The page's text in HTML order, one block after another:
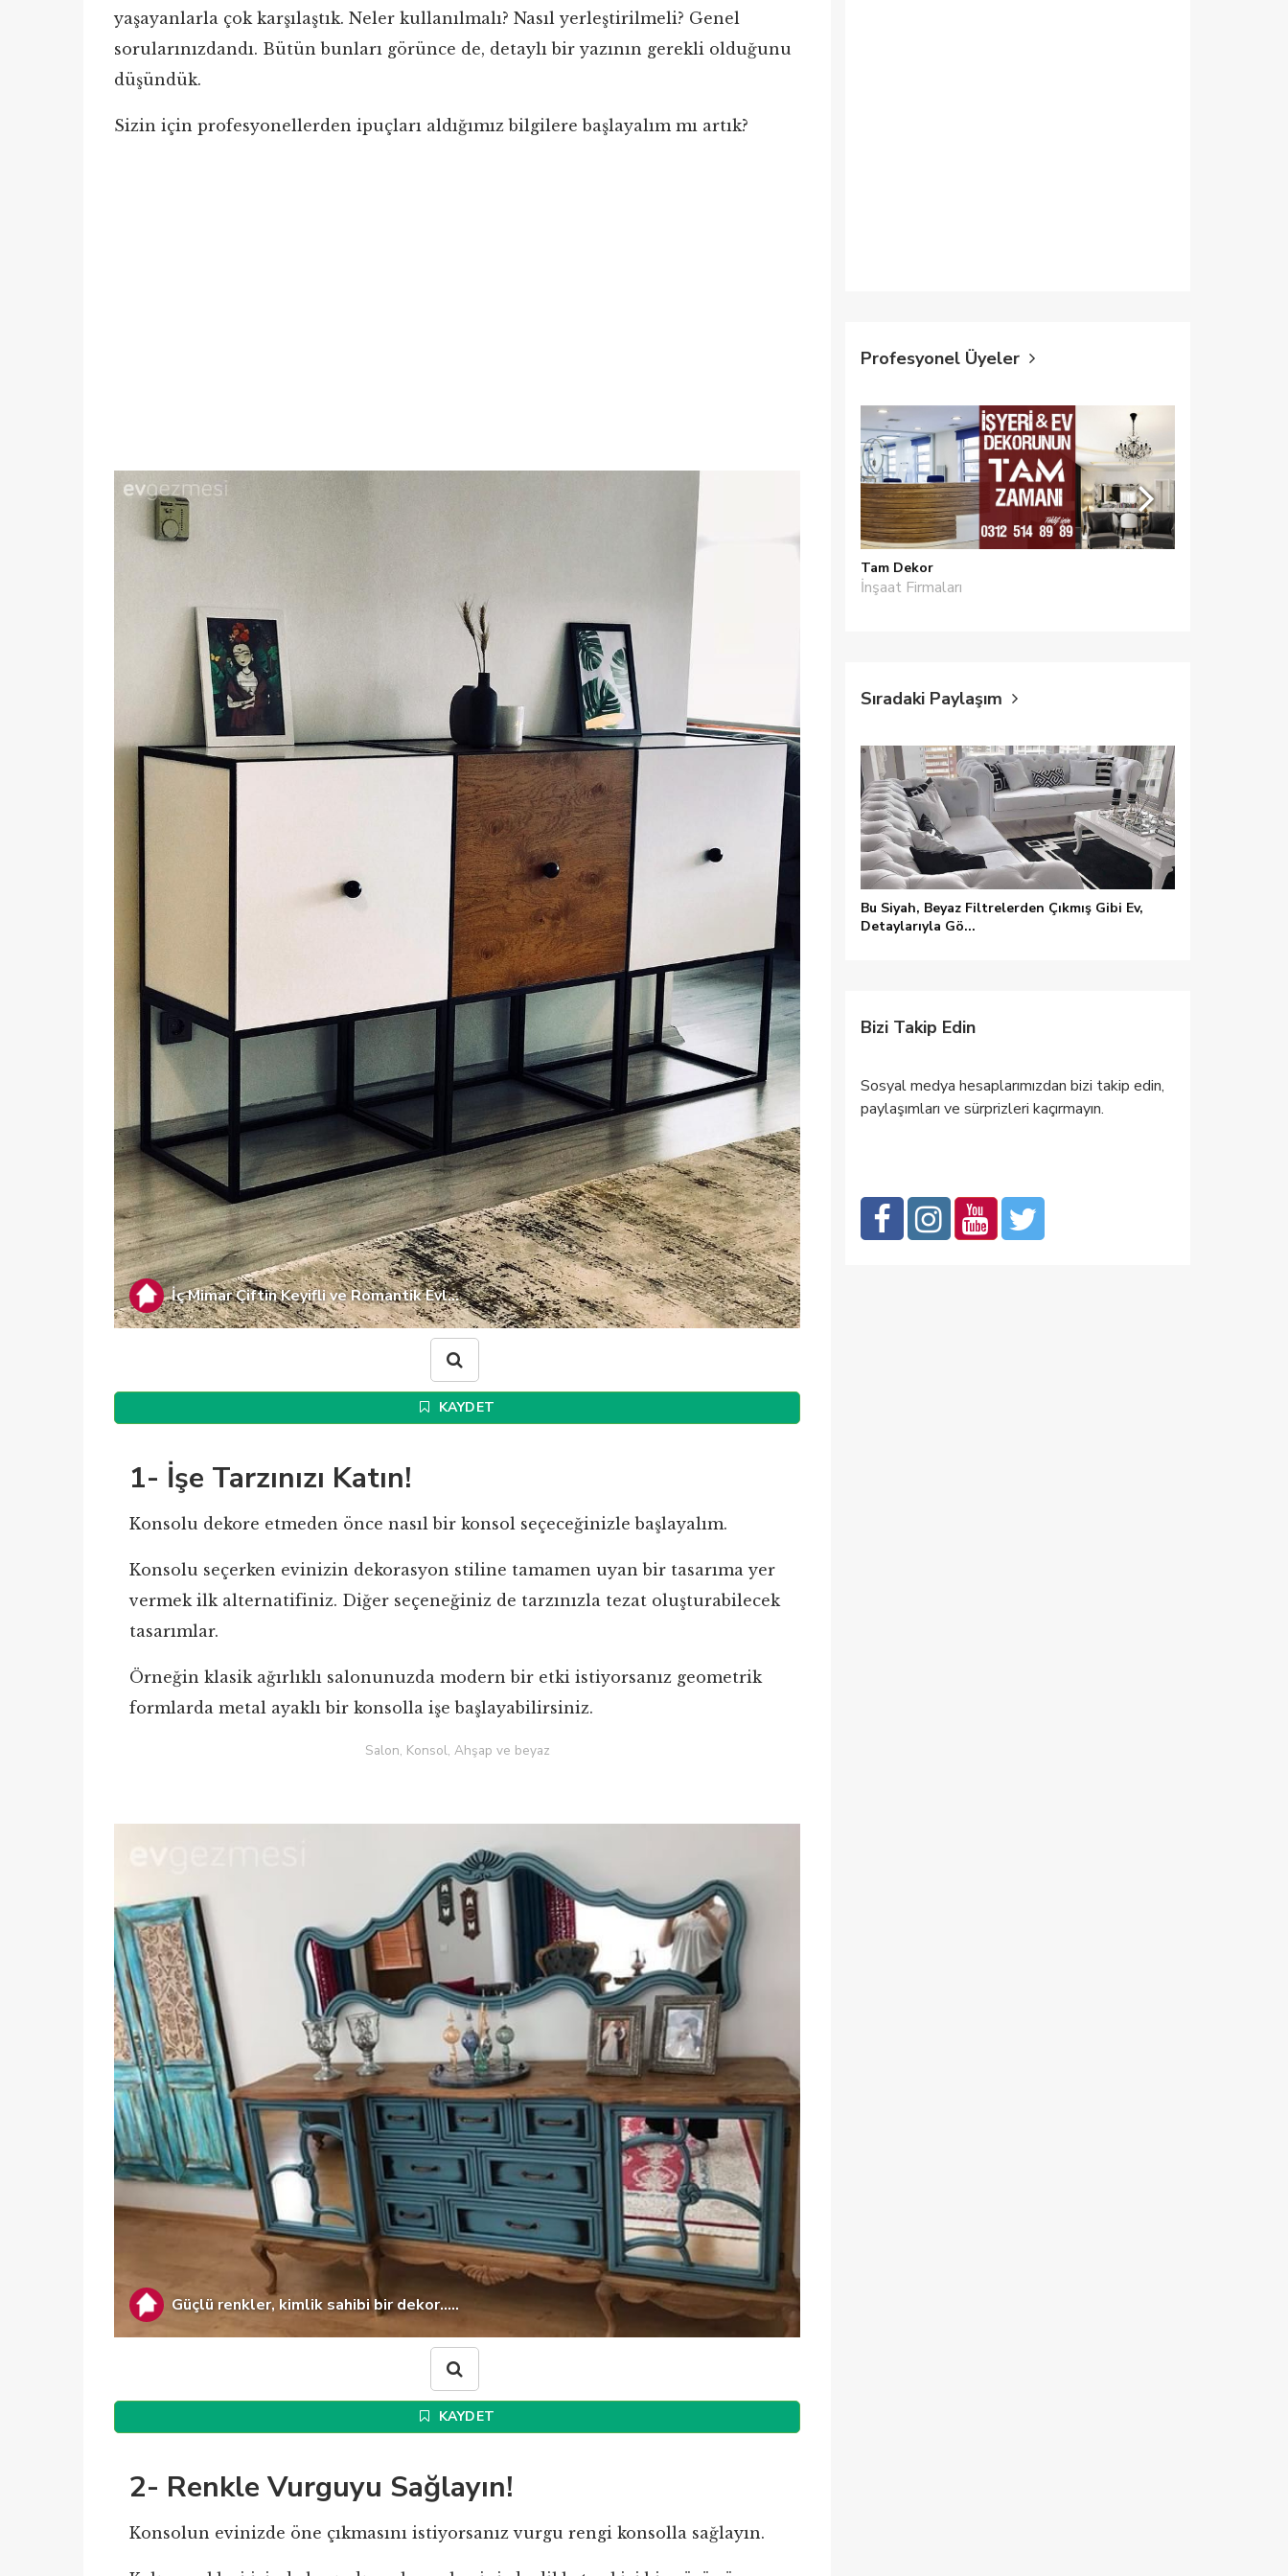
yaşayanlarla çok karşılaştık. Neler kullanılmalı? Nasıl yerleştirilmeli? Genel
sorularınızdandı. Bütün bunları görünce de, detaylı bir yazının gerekli olduğunu
düşündük.
Sizin için profesyonellerden ipuçları aldığımız bilgilere başlayalım mı artık?
İç Mimar Çiftin Keyifli ve Romantik Evl...
KAYDET
1- İşe Tarzınızı Katın!
Konsolu dekore etmeden önce nasıl bir konsol seçeceğinizle başlayalım.
Konsolu seçerken evinizin dekorasyon stiline tamamen uyan bir tasarıma yer
vermek ilk alternatifiniz. Diğer seçeneğiniz de tarzınızla tezat oluşturabilecek
tasarımlar.
Örneğin klasik ağırlıklı salonunuzda modern bir etki istiyorsanız geometrik
formlarda metal ayaklı bir konsolla işe başlayabilirsiniz.
Salon, Konsol, Ahşap ve beyaz
Güçlü renkler, kimlik sahibi bir dekor.....
KAYDET
2- Renkle Vurguyu Sağlayın!
Konsolun evinizde öne çıkmasını istiyorsanız vurgu rengi konsolla sağlayın.
Profesyonel Üyeler
Tam Dekor
İnşaat Firmaları
Sıradaki Paylaşım
Bu Siyah, Beyaz Filtrelerden Çıkmış Gibi Ev,
Detaylarıyla Gö...
Bizi Takip Edin
Sosyal medya hesaplarımızdan bizi takip edin,
paylaşımları ve sürprizleri kaçırmayın.